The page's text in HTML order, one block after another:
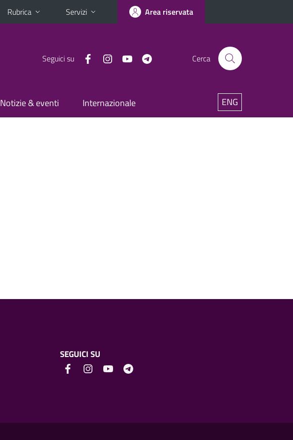
Rubrica Servizi Area riservata
Seguici su Cerca
Notizie & eventi Internazionale ENG
SEGUICI SU